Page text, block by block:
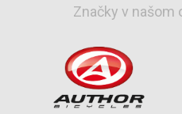
Značky v našom